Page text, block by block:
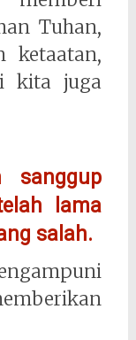
Tuhan,
ketaatan,
kita juga
sanggup
lama
salah.